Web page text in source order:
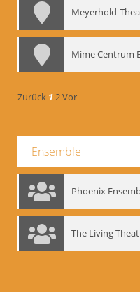
Meyerhold-
Mime Centrum
Zurück 12Vor
Ensemble
Phoenix
The Living